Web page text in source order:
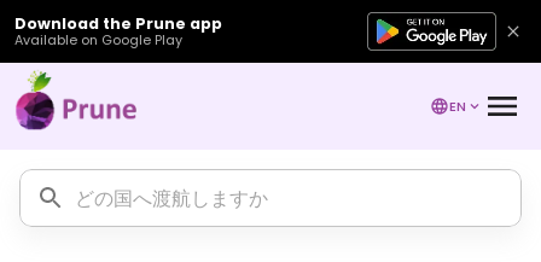
Download the Prune app
Available on Google Play
EN